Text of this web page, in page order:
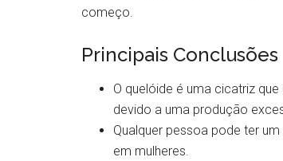
começo.
Principais Conclusões
O quelóide é uma cicatriz
devido a uma produção
Qualquer pessoa pode ter
em mulheres.